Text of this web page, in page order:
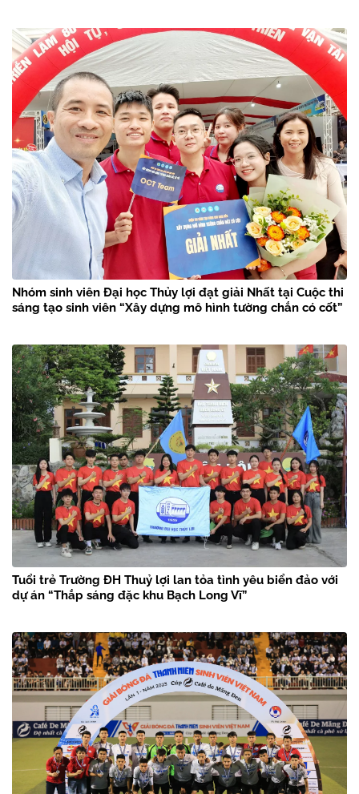
Nhóm sinh viên Đại học Thủy lợi đạt giải Nhất tại Cuộc thi
sáng tạo sinh viên “Xây dựng mô hình tường chắn có cốt”
Tuổi trẻ Trường ĐH Thuỷ lợi lan tỏa tình yêu biển đảo với
dự án “Thắp sáng đặc khu Bạch Long Vĩ”